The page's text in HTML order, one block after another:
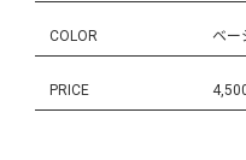
COLOR ベー
PRICE